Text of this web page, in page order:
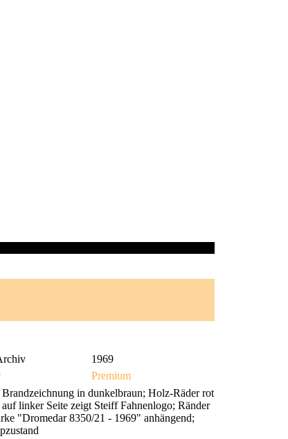
1969
Premium
in dunkelbraun; Holz-Räder rot
linker Seite zeigt Steiff Fahnenlogo; Ränder
"Dromedar 8350/21 - 1969" anhängend;